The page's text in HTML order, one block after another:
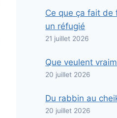
Ce que ça fait de
un réfugié
21 juillet 2026
Que veulent
20 juillet 2026
Du rabbin au
20 juillet 2026